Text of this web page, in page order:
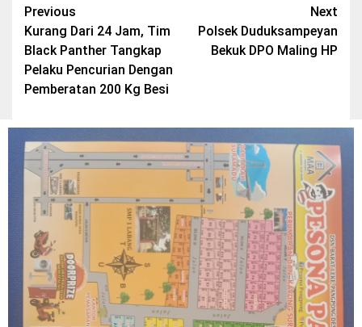
Post
navigation
Previous
Kurang Dari 24 Jam, Tim
Black Panther Tangkap
Pelaku Pencurian Dengan
Pemberatan 200 Kg Besi
Next
Polsek Duduksampeyan
Bekuk DPO Maling HP